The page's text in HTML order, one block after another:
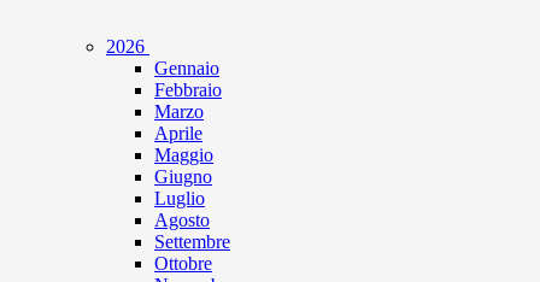
2026
Gennaio
Febbraio
Marzo
Aprile
Maggio
Giugno
Luglio
Agosto
Settembre
Ottobre